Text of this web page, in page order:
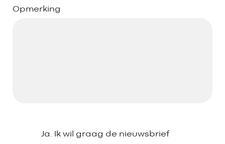
Opmerking
Ja. Ik wil graag de nieuwsbrief